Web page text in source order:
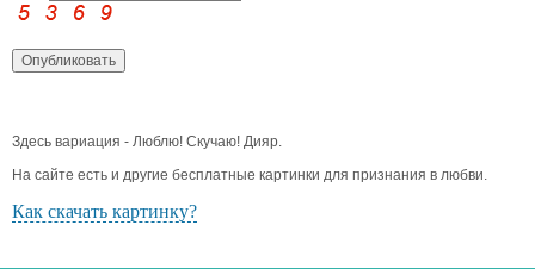
Здесь вариация - Люблю! Скучаю! Дияр.
На сайте есть и другие бесплатные картинки для признания в любви.
Как скачать картинку?